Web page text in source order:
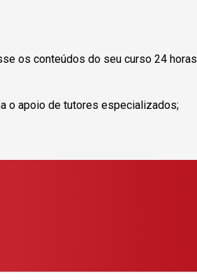
os conteúdos do seu curso 24
o apoio de tutores especializados;